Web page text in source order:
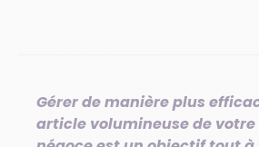
Gérer de manière plus
article volumineuse de